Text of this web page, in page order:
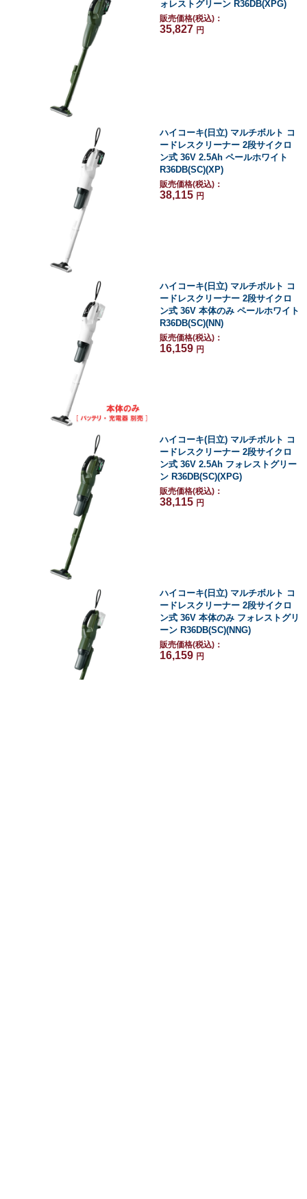
ォレストグリーン R36DB(XPG)
販売価格(税込)：
35,827 円
ハイコーキ(日立) マルチボルト コ
ードレスクリーナー 2段サイクロ
ン式 36V 2.5Ah ペールホワイト
R36DB(SC)(XP)
販売価格(税込)：
38,115 円
ハイコーキ(日立) マルチボルト コ
ードレスクリーナー 2段サイクロ
ン式 36V 本体のみ ペールホワイト
R36DB(SC)(NN)
販売価格(税込)：
16,159 円
ハイコーキ(日立) マルチボルト コ
ードレスクリーナー 2段サイクロ
ン式 36V 2.5Ah フォレストグリー
ン R36DB(SC)(XPG)
販売価格(税込)：
38,115 円
ハイコーキ(日立) マルチボルト コ
ードレスクリーナー 2段サイクロ
ン式 36V 本体のみ フォレストグリ
ーン R36DB(SC)(NNG)
販売価格(税込)：
16,159 円